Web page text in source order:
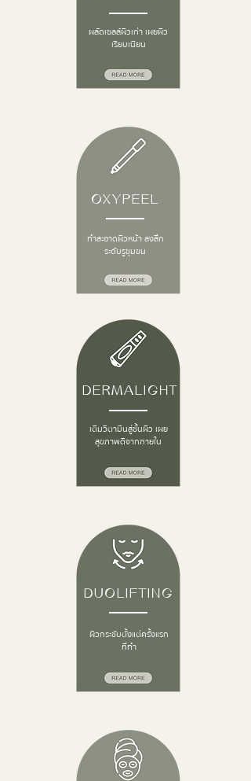
ผลัดเซลล์ผิวเก่า เผยผิว
เรียบเนียน
ทำสะอาดผิวหน้า ลงลึก
ระดับรูขุมขน
OXYPEEL
เติมวิตามินสู่ชั้นผิว เผย
สุขภาพดีจากภายใน
DERMALIGHT
ผิวกระชับตั้งแต่ครั้งแรก
ที่ทำ
DUOLIFTING